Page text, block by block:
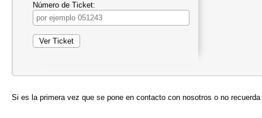
Número de Ticket:
Si es la primera vez que se pone en contacto con nosotros o no